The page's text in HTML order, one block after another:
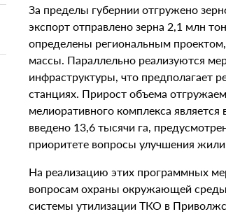
За пределы губернии отгружено
экспорт отправлено зерна 2,1 млн
определены региональным
массы. Параллельно реализуются
инфраструктуры, что предполагает
станциях. Прирост объема
мелиоративного комплекса
введено 13,6 тысячи га,
приоритете вопросы улучшения
На реализацию этих программных
вопросам охраны окружающей
системы утилизации ТКО в